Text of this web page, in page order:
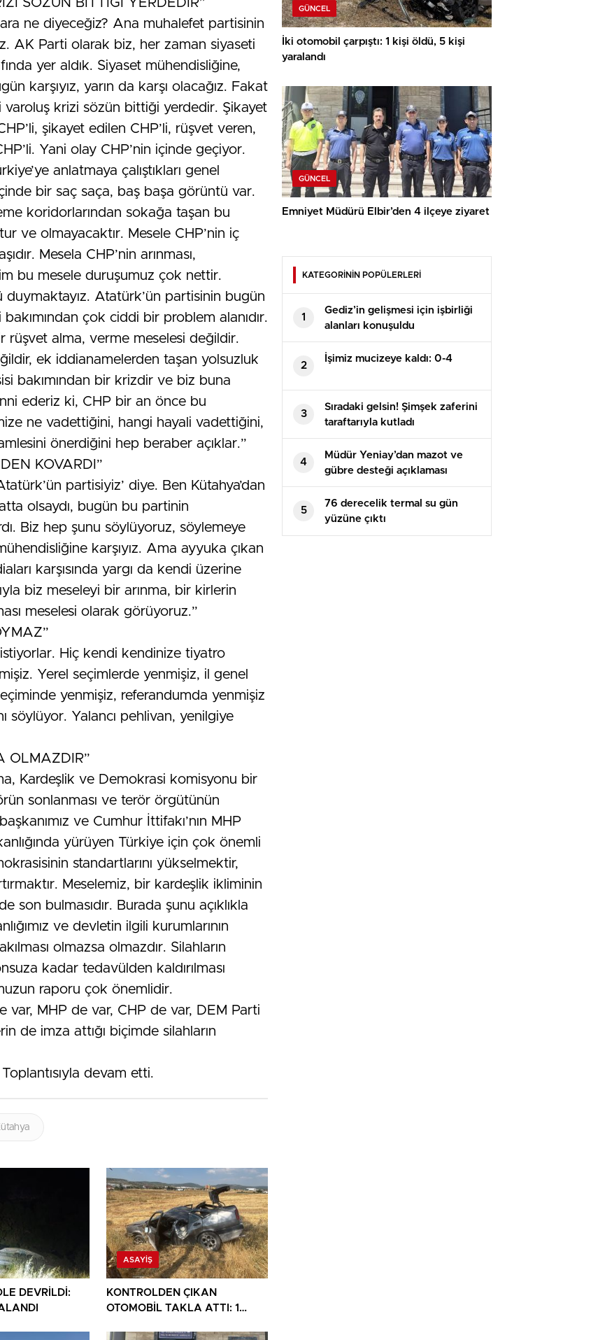
SÖZÜN BİTTİĞİ YERDEDİR”
ne diyeceğiz? Ana muhalefet partisinin
AK Parti olarak biz, her zaman siyaseti
yer aldık. Siyaset mühendisliğine,
karşıyız, yarın da karşı olacağız. Fakat
krizi sözün bittiği yerdedir. Şikayet
şikayet edilen CHP’li, rüşvet veren,
Yani olay CHP’nin içinde geçiyor.
anlatmaya çalıştıkları genel
bir saç saça, baş başa görüntü var.
koridorlarından sokağa taşan bu
ve olmayacaktır. Mesele CHP’nin iç
Mesela CHP’nin arınması,
bu mesele duruşumuz çok nettir.
Atatürk’ün partisinin bugün
çok ciddi bir problem alanıdır.
rüşvet alma, verme meselesi değildir.
ek iddianamelerden taşan yolsuzluk
bakımından bir krizdir ve biz buna
ederiz ki, CHP bir an önce bu
ne vadettiğini, hangi hayali vadettiğini,
önerdiğini hep beraber açıklar.”
KOVARDI”
partisiyiz’ diye. Ben Kütahya’dan
olsaydı, bugün bu partinin
Biz hep şunu söylüyoruz, söylemeye
karşıyız. Ama ayyuka çıkan
karşısında yargı da kendi üzerine
biz meseleyi bir arınma, bir kirlerin
meselesi olarak görüyoruz.”
Hiç kendi kendinize tiyatro
Yerel seçimlerde yenmişiz, il genel
yenmişiz, referandumda yenmişiz
söylüyor. Yalancı pehlivan, yenilgiye
OLMAZDIR”
Kardeşlik ve Demokrasi komisyonu bir
sonlanması ve terör örgütünün
ve Cumhur İttifakı’nın MHP
yürüyen Türkiye için çok önemli
standartlarını yükselmektir,
Meselemiz, bir kardeşlik ikliminin
bulmasıdır. Burada şunu açıklıkla
ve devletin ilgili kurumlarının
olmazsa olmazdır. Silahların
kadar tedavülden kaldırılması
raporu çok önemlidir.
MHP de var, CHP de var, DEM Parti
de imza attığı biçimde silahların
devam etti.
DEVRİLDİ:
ASAYIŞ
KONTROLDEN ÇIKAN
OTOMOBİL TAKLA ATTI: 1
GÜNCEL
İki otomobil çarpıştı: 1 kişi öldü, 5 kişi
yaralandı
GÜNCEL
Emniyet Müdürü Elbir’den 4 ilçeye ziyaret
KATEGORİNİN POPÜLERLERİ
1
Gediz’in gelişmesi için işbirliği
alanları konuşuldu
2
İşimiz mucizeye kaldı: 0-4
3
Sıradaki gelsin! Şimşek zaferini
taraftarıyla kutladı
4
Müdür Yeniay’dan mazot ve
gübre desteği açıklaması
5
76 derecelik termal su gün
yüzüne çıktı